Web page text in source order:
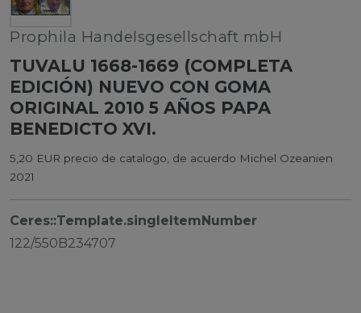
Prophila Handelsgesellschaft mbH
TUVALU 1668-1669 (COMPLETA
EDICIÓN) NUEVO CON GOMA
ORIGINAL 2010 5 AÑOS PAPA
BENEDICTO XVI.
5,20 EUR precio de catalogo, de acuerdo Michel Ozeanien
2021
Ceres::Template.singleItemNumber
122/550B234707